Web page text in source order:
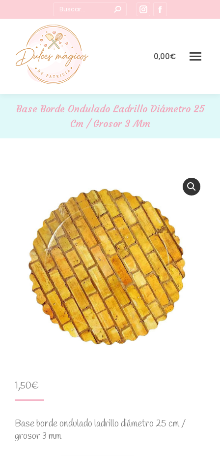
Buscar:
Instagram
page
new
page
in
0,00€
Base Borde Ondulado Ladrillo Diámetro 25
Cm / Grosor 3 Mm
1,50€
Base borde ondulado ladrillo diámetro 25 cm /
grosor 3 mm